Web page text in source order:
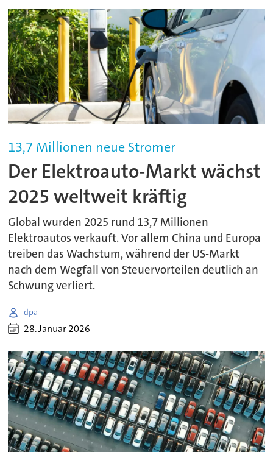
13,7 Millionen neue Stromer
Der Elektroauto-Markt wächst
2025 weltweit kräftig
Global wurden 2025 rund 13,7 Millionen
Elektroautos verkauft. Vor allem China und Europa
treiben das Wachstum, während der US-Markt
nach dem Wegfall von Steuervorteilen deutlich an
Schwung verliert.
dpa
28. Januar 2026